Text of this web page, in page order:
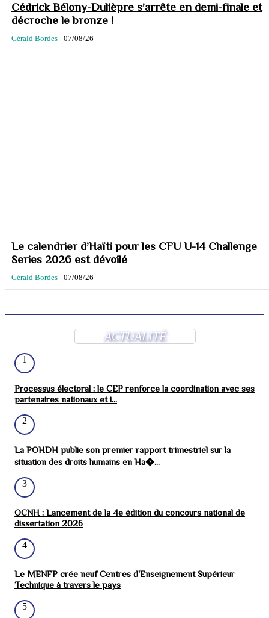
Cédrick Bélony-Dulièpre s’arrête en demi-finale et
décroche le bronze !
Gérald Bordes - 07/08/26
Le calendrier d’Haïti pour les CFU U-14 Challenge
Series 2026 est dévoilé
Gérald Bordes - 07/08/26
ACTUALITÉ
1
Processus électoral : le CEP renforce la coordination avec ses
partenaires nationaux et i...
2
La POHDH publie son premier rapport trimestriel sur la
situation des droits humains en Ha�...
3
OCNH : Lancement de la 4e édition du concours national de
dissertation 2026
4
Le MENFP crée neuf Centres d'Enseignement Supérieur
Technique à travers le pays
5